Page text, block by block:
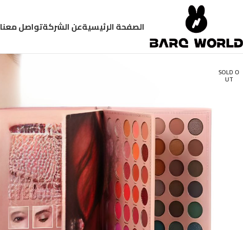
الصفحة الرئيسيةعن الشركةتواصل معنا
SOLD O
UT